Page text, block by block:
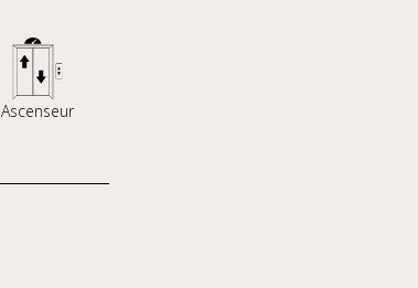
Ascenseur